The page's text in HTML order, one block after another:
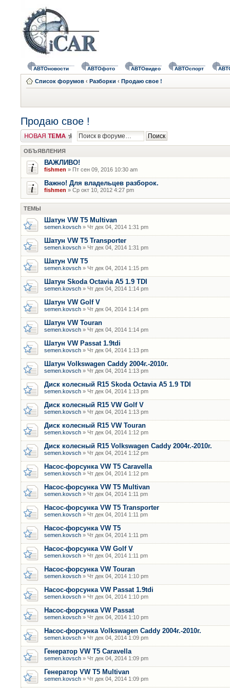
АВТОновости АВТОфото АВТОвидео АВТОспорт
Список форумов ‹ Разборки ‹ Продаю свое !
Продаю свое !
Новая тема
ОБЪЯВЛЕНИЯ
ВАЖЛИВО!
fishmen » Пт сен 09, 2016 10:30 am
Важно! Для владельцев разборок.
fishmen » Ср окт 10, 2012 4:27 pm
ТЕМЫ
Шатун VW T5 Multivan
semen.kovsch » Чт дек 04, 2014 1:31 pm
Шатун VW T5 Transporter
semen.kovsch » Чт дек 04, 2014 1:31 pm
Шатун VW T5
semen.kovsch » Чт дек 04, 2014 1:15 pm
Шатун Skoda Octavia A5 1.9 TDI
semen.kovsch » Чт дек 04, 2014 1:14 pm
Шатун VW Golf V
semen.kovsch » Чт дек 04, 2014 1:14 pm
Шатун VW Touran
semen.kovsch » Чт дек 04, 2014 1:14 pm
Шатун VW Passat 1.9tdi
semen.kovsch » Чт дек 04, 2014 1:13 pm
Шатун Volkswagen Caddy 2004г.-2010г.
semen.kovsch » Чт дек 04, 2014 1:13 pm
Диск колесный R15 Skoda Octavia A5 1.9 TDI
semen.kovsch » Чт дек 04, 2014 1:13 pm
Диск колесный R15 VW Golf V
semen.kovsch » Чт дек 04, 2014 1:13 pm
Диск колесный R15 VW Touran
semen.kovsch » Чт дек 04, 2014 1:12 pm
Диск колесный R15 Volkswagen Caddy 2004г.-2010г.
semen.kovsch » Чт дек 04, 2014 1:12 pm
Насос-форсунка VW T5 Caravella
semen.kovsch » Чт дек 04, 2014 1:12 pm
Насос-форсунка VW T5 Multivan
semen.kovsch » Чт дек 04, 2014 1:11 pm
Насос-форсунка VW T5 Transporter
semen.kovsch » Чт дек 04, 2014 1:11 pm
Насос-форсунка VW T5
semen.kovsch » Чт дек 04, 2014 1:11 pm
Насос-форсунка VW Golf V
semen.kovsch » Чт дек 04, 2014 1:11 pm
Насос-форсунка VW Touran
semen.kovsch » Чт дек 04, 2014 1:10 pm
Насос-форсунка VW Passat 1.9tdi
semen.kovsch » Чт дек 04, 2014 1:10 pm
Насос-форсунка VW Passat
semen.kovsch » Чт дек 04, 2014 1:10 pm
Насос-форсунка Volkswagen Caddy 2004г.-2010г.
semen.kovsch » Чт дек 04, 2014 1:09 pm
Генератор VW T5 Caravella
semen.kovsch » Чт дек 04, 2014 1:09 pm
Генератор VW T5 Multivan
semen.kovsch » Чт дек 04, 2014 1:09 pm